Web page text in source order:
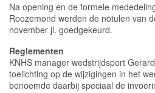
Na opening en de formele
Roozemond werden de notulen van
november jl. goedgekeurd.
Reglementen
KNHS manager wedstrijdsport
toelichting op de wijzigingen in het
benoemde daarbij speciaal de